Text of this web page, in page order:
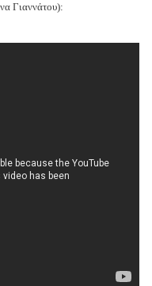
Γιαννάτου):